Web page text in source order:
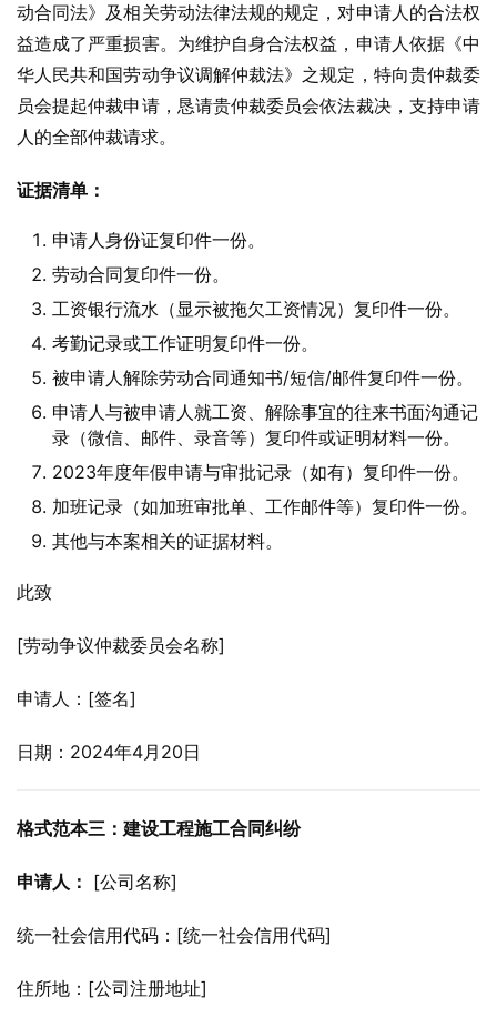
动合同法》及相关劳动法律法规的规定，对申请人的合法权
益造成了严重损害。为维护自身合法权益，申请人依据《中
华人民共和国劳动争议调解仲裁法》之规定，特向贵仲裁委
员会提起仲裁申请，恳请贵仲裁委员会依法裁决，支持申请
人的全部仲裁请求。
证据清单：
申请人身份证复印件一份。
劳动合同复印件一份。
工资银行流水（显示被拖欠工资情况）复印件一份。
考勤记录或工作证明复印件一份。
被申请人解除劳动合同通知书/短信/邮件复印件一份。
申请人与被申请人就工资、解除事宜的往来书面沟通记
录（微信、邮件、录音等）复印件或证明材料一份。
2023年度年假申请与审批记录（如有）复印件一份。
加班记录（如加班审批单、工作邮件等）复印件一份。
其他与本案相关的证据材料。
此致
[劳动争议仲裁委员会名称]
申请人：[签名]
日期：2024年4月20日
格式范本三：建设工程施工合同纠纷
申请人： [公司名称]
统一社会信用代码：[统一社会信用代码]
住所地：[公司注册地址]